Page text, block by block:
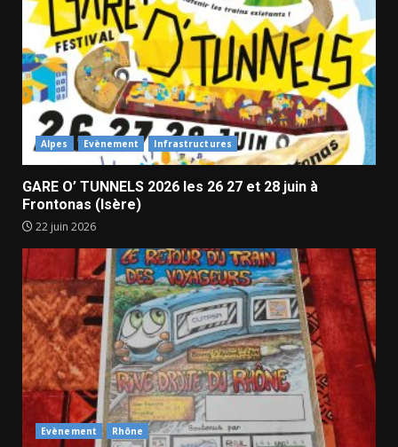
Alpes Evènement Infrastructures
GARE O’ TUNNELS 2026 les 26 27 et 28 juin à
Frontonas (Isère)
22 juin 2026
Evènement Rhône